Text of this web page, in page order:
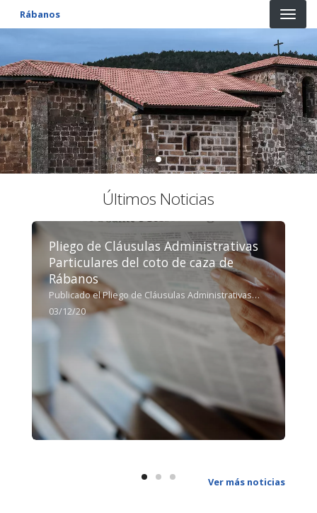
Pasar al contenido principal
Rábanos
Últimos Noticias
Pliego de Cláusulas Administrativas
Particulares del coto de caza de
Rábanos
Publicado el Pliego de Cláusulas Administrativas
Particulares para la adjudicación del
aprovechamiento cinegético del coto de caza BU-
adjudicación al mejor precio. La consulta de dicho
documento puede realizarse en el siguiente
enlace: Pliego de Cláusulas Administrativas
Particulares para la adjudicación del
aprovechamiento cinegético del coto de caza BU-
10.752
03/12/20
Ver más noticias